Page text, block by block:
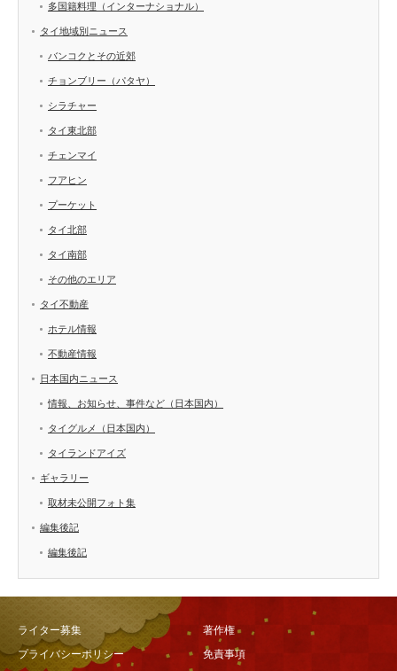
多国籍料理（インターナショナル）
タイ地域別ニュース
バンコクとその近郊
チョンブリー（パタヤ）
シラチャー
タイ東北部
チェンマイ
フアヒン
プーケット
タイ北部
タイ南部
その他のエリア
タイ不動産
ホテル情報
不動産情報
日本国内ニュース
情報、お知らせ、事件など（日本国内）
タイグルメ（日本国内）
タイランドアイズ
ギャラリー
取材未公開フォト集
編集後記
編集後記
ライター募集
著作権
プライバシーポリシー
免責事項